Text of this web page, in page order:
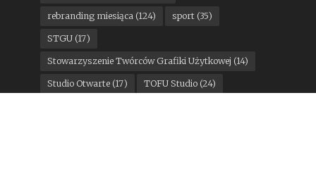
rebranding miesiąca (124) sport(35)
STGU(17)
Stowarzyszenie Twórców Grafiki Użytkowej (14)
Studio Otwarte(17) TOFU Studio(24)